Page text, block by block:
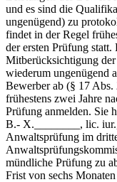
und es sind die
ungenügend) zu
findet in der Regel
der ersten Prüfung statt.
Mitberücksichtigung
wiederum ungenügend
Bewerber ab (§ 17
frühestens zwei Jahre
Prüfung anmelden. Sie
B.- X.________, lic.
Anwaltsprüfung im
mündliche Prüfung zu
Frist von sechs